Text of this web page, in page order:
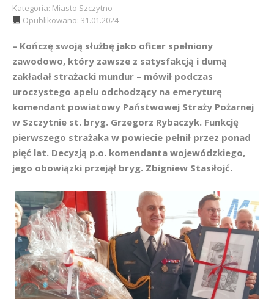
Kategoria: Miasto Szczytno
Opublikowano: 31.01.2024
– Kończę swoją służbę jako oficer spełniony
zawodowo, który zawsze z satysfakcją i dumą
zakładał strażacki mundur – mówił podczas
uroczystego apelu odchodzący na emeryturę
komendant powiatowy Państwowej Straży Pożarnej
w Szczytnie st. bryg. Grzegorz Rybaczyk. Funkcję
pierwszego strażaka w powiecie pełnił przez ponad
pięć lat. Decyzją p.o. komendanta wojewódzkiego,
jego obowiązki przejął bryg. Zbigniew Stasiłojć.